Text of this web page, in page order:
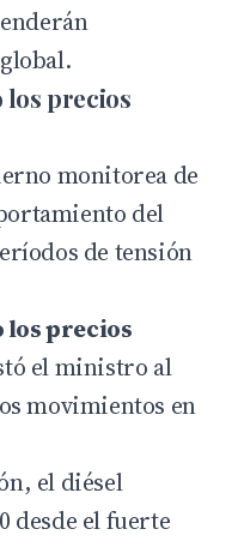
los precios
monitorea de
del
de tensión
los precios
el ministro al
movimientos en
el diésel
desde el fuerte